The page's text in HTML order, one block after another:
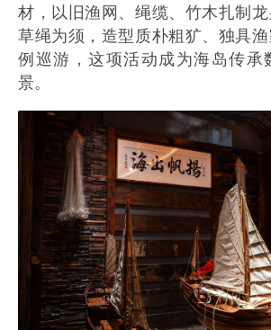
材，以旧渔网、绳缆、竹木扎制龙
草绳为须，造型质朴粗犷、独具
例巡游，这项活动成为海岛传承
景。